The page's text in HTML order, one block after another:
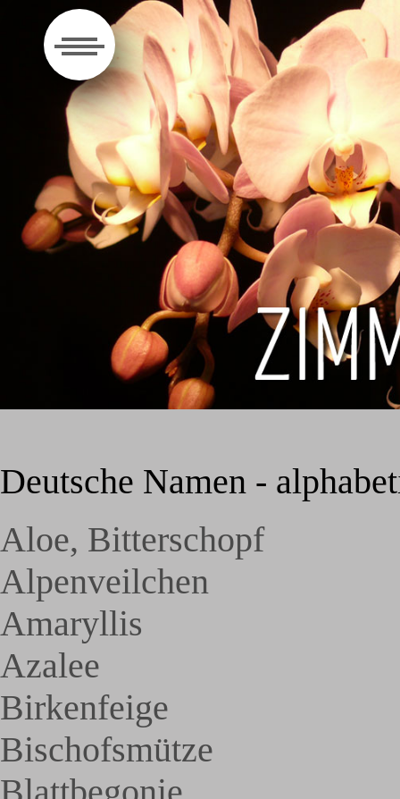
Deutsche Namen -
Aloe, Bitterschopf
Alpenveilchen
Amaryllis
Azalee
Birkenfeige
Bischofsmütze